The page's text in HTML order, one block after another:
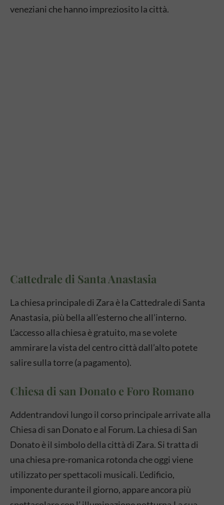
veneziani che hanno impreziosito la città.
Cattedrale di Santa Anastasia
La chiesa principale di Zara è la Cattedrale di Santa
Anastasia, più bella all’esterno che all’interno.
L’accesso alla chiesa è gratuito, ma se volete
ammirare la vista del centro città dall’alto potete
salire sulla torre (a pagamento).
Chiesa di san Donato e Foro Romano
Addentrandovi lungo il corso principale arrivate alla
Chiesa di san Donato e al Forum. La chiesa di San
Donato è il simbolo della città di Zara. Si tratta di
una chiesa pre-romanica rotonda che oggi viene
utilizzato per spettacoli musicali. L’edificio,
imponente durante il giorno, appare ancora più